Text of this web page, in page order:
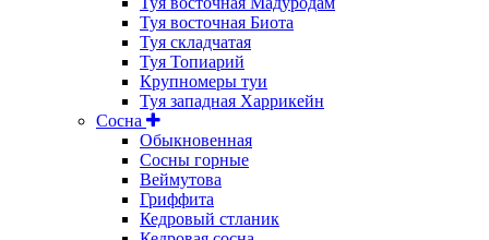
Туя восточная Биота
Туя складчатая
Туя Топиарий
Крупномеры туи
Туя западная Харрикейн
Сосна
Обыкновенная
Сосны горные
Веймутова
Гриффита
Кедровый стланик